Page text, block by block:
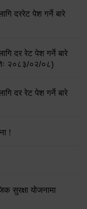
दररेट पेश गर्ने बारे
दर रेट पेश गर्ने बारे
२०८३/०२/०८)
दर रेट पेश गर्ने बारे
!
सुरक्षा योजनामा